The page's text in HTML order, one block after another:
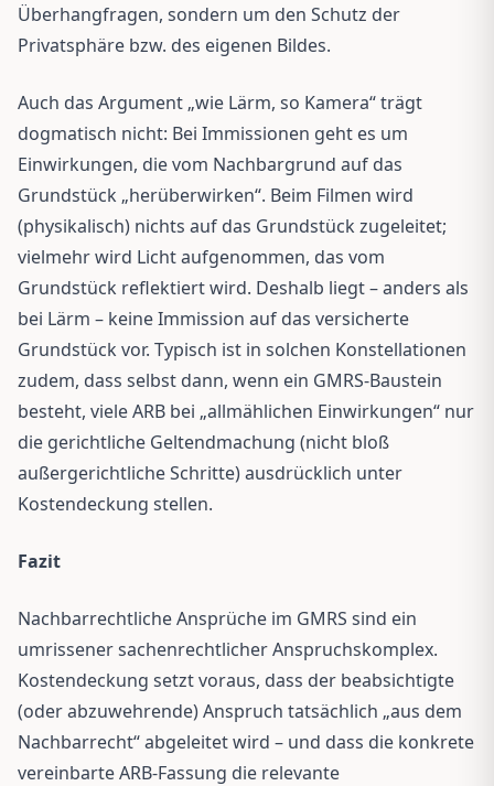
Überhangfragen, sondern um den Schutz der
Privatsphäre bzw. des eigenen Bildes.
Auch das Argument „wie Lärm, so Kamera“ trägt
dogmatisch nicht: Bei Immissionen geht es um
Einwirkungen, die vom Nachbargrund auf das
Grundstück „herüberwirken“. Beim Filmen wird
(physikalisch) nichts auf das Grundstück zugeleitet;
vielmehr wird Licht aufgenommen, das vom
Grundstück reflektiert wird. Deshalb liegt – anders als
bei Lärm – keine Immission auf das versicherte
Grundstück vor. Typisch ist in solchen Konstellationen
zudem, dass selbst dann, wenn ein GMRS-Baustein
besteht, viele ARB bei „allmählichen Einwirkungen“ nur
die gerichtliche Geltendmachung (nicht bloß
außergerichtliche Schritte) ausdrücklich unter
Kostendeckung stellen.
Fazit
Nachbarrechtliche Ansprüche im GMRS sind ein
umrissener sachenrechtlicher Anspruchskomplex.
Kostendeckung setzt voraus, dass der beabsichtigte
(oder abzuwehrende) Anspruch tatsächlich „aus dem
Nachbarrecht“ abgeleitet wird – und dass die konkrete
vereinbarte ARB-Fassung die relevante